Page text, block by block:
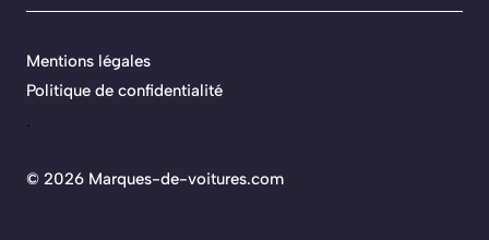
© 2026 Marques-de-voitures.com
.
Mentions légales
Politique de confidentialité